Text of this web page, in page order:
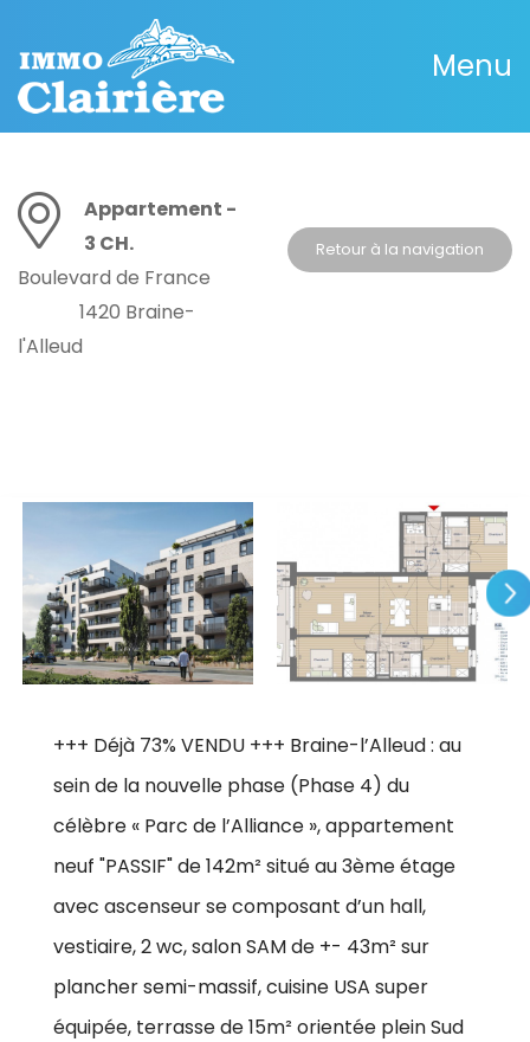
Menu
Appartement -
3 CH.
Boulevard de France
1420 Braine-
l'Alleud
Retour à la navigation
+++ Déjà 73% VENDU +++ Braine-l’Alleud : au
sein de la nouvelle phase (Phase 4) du
célèbre « Parc de l’Alliance », appartement
neuf "PASSIF" de 142m² situé au 3ème étage
avec ascenseur se composant d’un hall,
vestiaire, 2 wc, salon SAM de +- 43m² sur
plancher semi-massif, cuisine USA super
équipée, terrasse de 15m² orientée plein Sud